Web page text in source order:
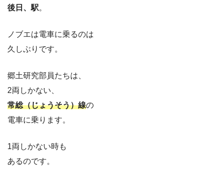
後日、駅。
ノブエは電車に乗るのは
久しぶりです。
郷土研究部員たちは、
2両しかない、
常総（じょうそう）線の
電車に乗ります。
1両しかない時も
あるのです。